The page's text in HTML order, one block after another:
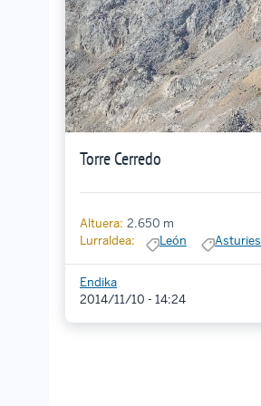
Torre Cerredo
Altuera: 2.650 m
Lurraldea:
León Asturies
Endika
2014/11/10 - 14:24